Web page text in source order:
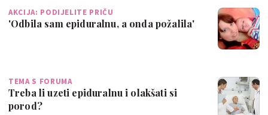
AKCIJA: PODIJELITE PRIČU
'Odbila sam epiduralnu, a onda požalila'
TEMA S FORUMA
Treba li uzeti epiduralnu i olakšati si
porod?